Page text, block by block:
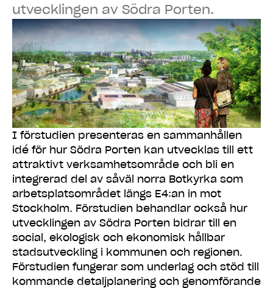
utvecklingen av Södra Porten.
I förstudien presenteras en sammanhållen
idé för hur Södra Porten kan utvecklas till ett
attraktivt verksamhetsområde och bli en
integrerad del av såväl norra Botkyrka som
arbetsplatsområdet längs E4:an in mot
Stockholm. Förstudien behandlar också hur
utvecklingen av Södra Porten bidrar till en
social, ekologisk och ekonomisk hållbar
stadsutveckling i kommunen och regionen.
Förstudien fungerar som underlag och stöd till
kommande detaljplanering och genomförande